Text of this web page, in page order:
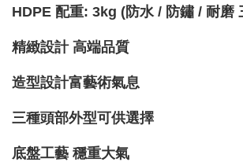
HDPE 配重: 3kg (防水 / 防鏽 / 耐磨
精緻設計 高端品質
造型設計富藝術氣息
三種頭部外型可供選擇
底盤工藝 穩重大氣